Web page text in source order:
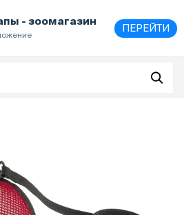
- зоомагазин
ПЕРЕЙТИ